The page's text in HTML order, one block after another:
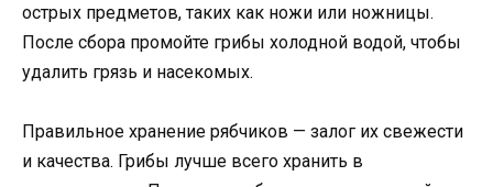
острых предметов, таких как ножи или ножницы.
После сбора промойте грибы холодной водой, чтобы
удалить грязь и насекомых.
Правильное хранение рябчиков — залог их свежести
и качества. Грибы лучше всего хранить в